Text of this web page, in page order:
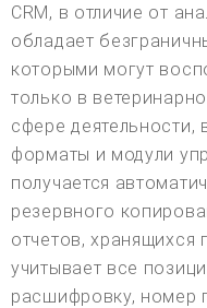
CRM, в отличие от
обладает
которыми могут
только в
сфере
форматы и модули
получается
резервного
отчетов, хранящихся
учитывает все
расшифровку, номер